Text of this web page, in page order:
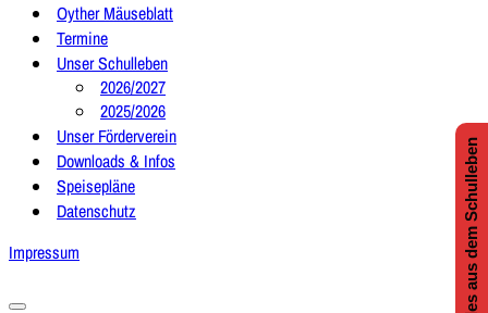
Oyther Mäuseblatt
Termine
Unser Schulleben
2026/2027
2025/2026
Unser Förderverein
Downloads & Infos
Speisepläne
Datenschutz
Impressum
Aktuelles aus dem Schulleben